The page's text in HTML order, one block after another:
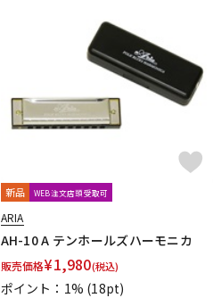
新品 WEB注文店頭受取可
ARIA
AH-10 A テンホールズハーモニカ
販売価格¥1,980(税込)
ポイント：1% (18pt)